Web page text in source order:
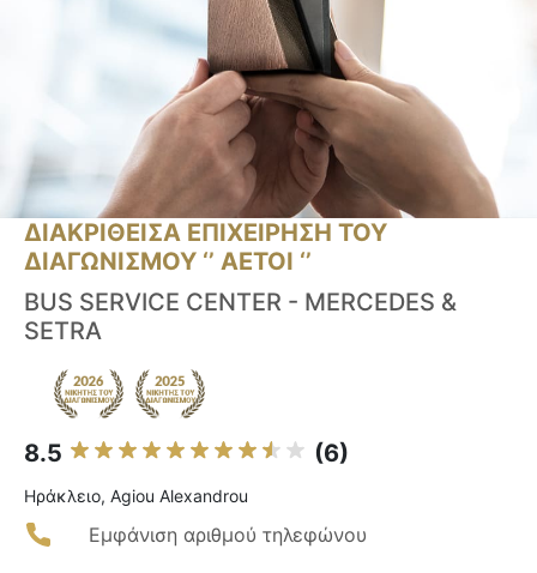
ΔΙΑΚΡΙΘΕΙΣΑ ΕΠΙΧΕΙΡΗΣΗ ΤΟΥ
ΔΙΑΓΩΝΙΣΜΟΥ ‘’ ΑΕΤΟΙ ‘’
BUS SERVICE CENTER - MERCEDES &
SETRA
8.5 (6)
Ηράκλειο, Agiou Alexandrou
Εμφάνιση αριθμού τηλεφώνου